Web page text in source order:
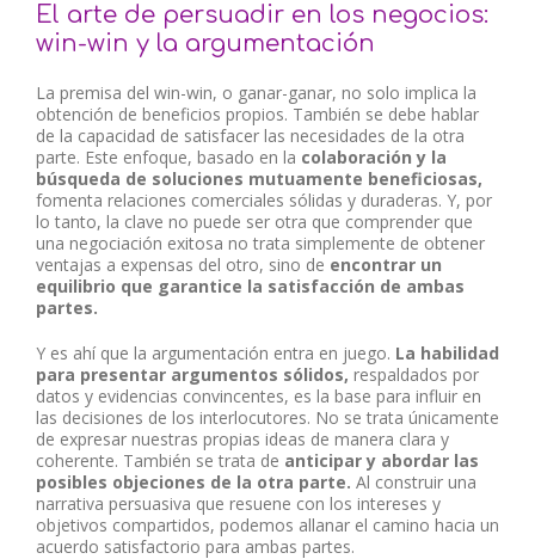
El arte de persuadir en los negocios:
win-win y la argumentación
La premisa del win-win, o ganar-ganar, no solo implica la
obtención de beneficios propios. También se debe hablar
de la capacidad de satisfacer las necesidades de la otra
parte. Este enfoque, basado en la colaboración y la
búsqueda de soluciones mutuamente beneficiosas,
fomenta relaciones comerciales sólidas y duraderas. Y, por
lo tanto, la clave no puede ser otra que comprender que
una negociación exitosa no trata simplemente de obtener
ventajas a expensas del otro, sino de encontrar un
equilibrio que garantice la satisfacción de ambas
partes.
Y es ahí que la argumentación entra en juego. La habilidad
para presentar argumentos sólidos, respaldados por
datos y evidencias convincentes, es la base para influir en
las decisiones de los interlocutores. No se trata únicamente
de expresar nuestras propias ideas de manera clara y
coherente. También se trata de anticipar y abordar las
posibles objeciones de la otra parte. Al construir una
narrativa persuasiva que resuene con los intereses y
objetivos compartidos, podemos allanar el camino hacia un
acuerdo satisfactorio para ambas partes.